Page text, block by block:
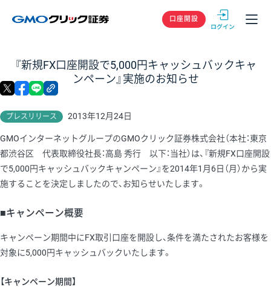
GMOクリック
口座開設
『新規FX口座開設で5,000円キャッシュバックキャ
ンペーン』実施のお知らせ
プレスリリース 2013年12月24日
X facebook
GMOインターネットグループのGMOクリック証券株式会社（本社：東京
都渋谷区 代表取締役社長：高島 秀行 以下：当社）は、『新規FX口座開設
で5,000円キャッシュバックキャンペーン』を2014年1月6日（月）から実
施することを決定しましたので、お知らせいたします。
■キャンペーン概要
キャンペーン期間中にFX取引口座を開設し、条件を満たされたお客様を
対象に5,000円キャッシュバックいたします。
【キャンペーン期間】